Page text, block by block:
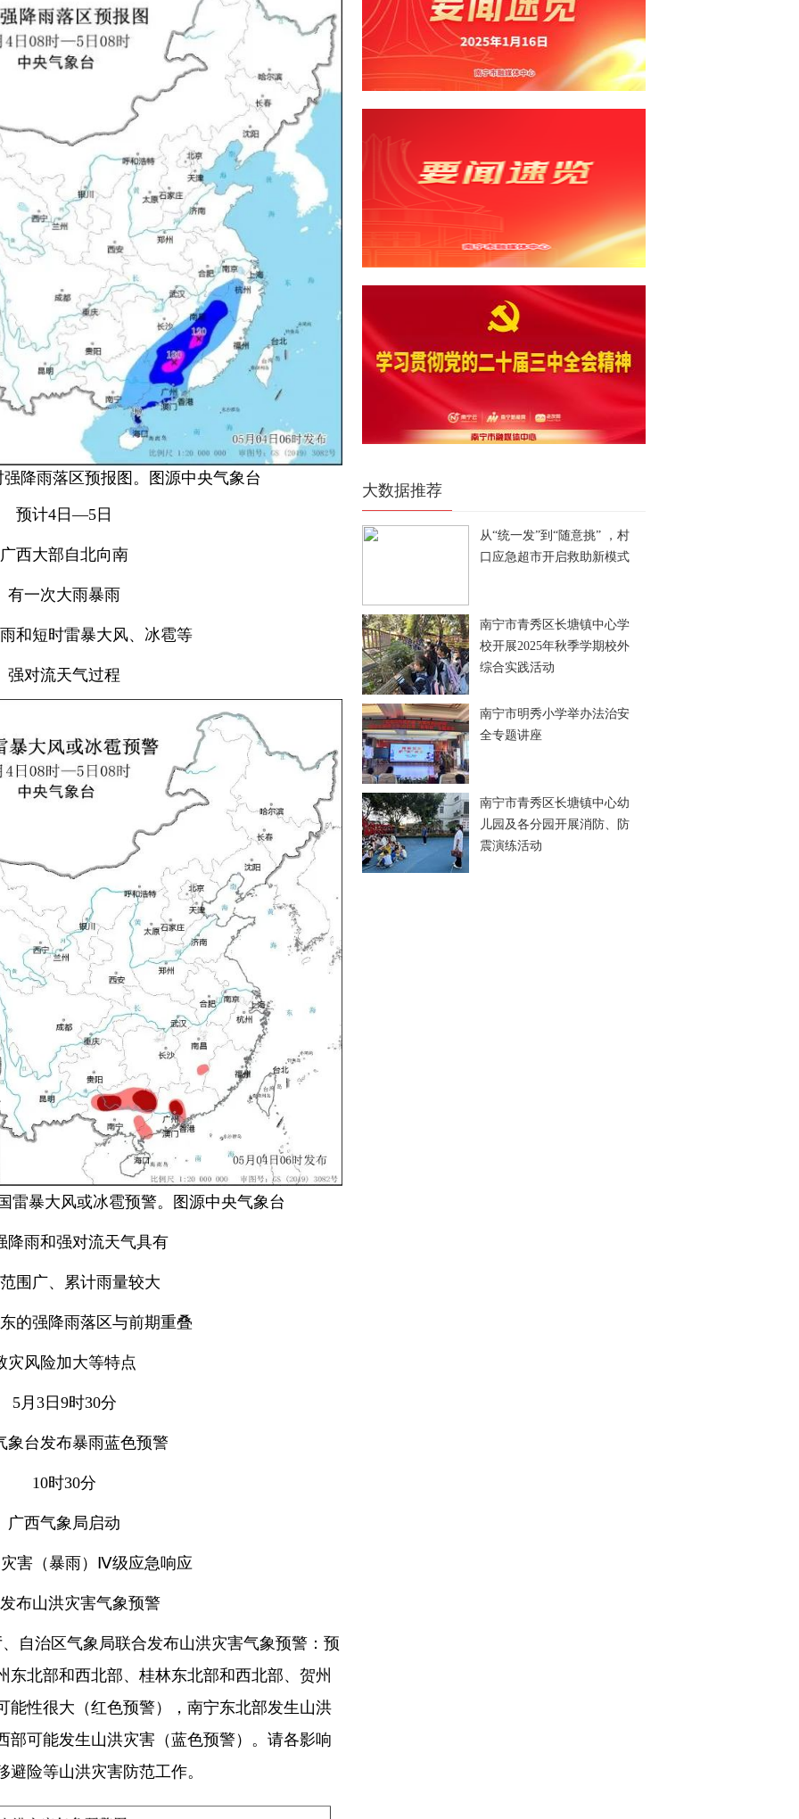
降雨落区预报图。图源中央气象台
预计4日—5日
广西大部自北向南
有一次大雨暴雨
和短时雷暴大风、冰雹等
强对流天气过程
雷暴大风或冰雹预警。图源中央气象台
降雨和强对流天气具有
围广、累计雨量较大
的强降雨落区与前期重叠
灾风险加大等特点
5月3日9时30分
象台发布暴雨蓝色预警
10时30分
广西气象局启动
害（暴雨）Ⅳ级应急响应
布山洪灾害气象预警
自治区气象局联合发布山洪灾害气象预警：预
东北部和西北部、桂林东北部和西北部、贺州
能性很大（红色预警），南宁东北部发生山洪
部可能发生山洪灾害（蓝色预警）。请各影响
险等山洪灾害防范工作。
大数据推荐
从“统一发”到“随意挑” ，村
口应急超市开启救助新模式
南宁市青秀区长塘镇中心学
校开展2025年秋季学期校外
综合实践活动
南宁市明秀小学举办法治安
全专题讲座
南宁市青秀区长塘镇中心幼
儿园及各分园开展消防、防
震演练活动